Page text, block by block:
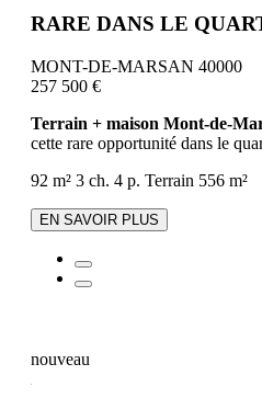
RARE DANS LE
MONT-DE-MARSAN 40000
257 500 €
Terrain + maison Mont-de-
cette rare opportunité dans le
92 m² 3 ch. 4 p. Terrain 556 m²
EN SAVOIR PLUS
nouveau